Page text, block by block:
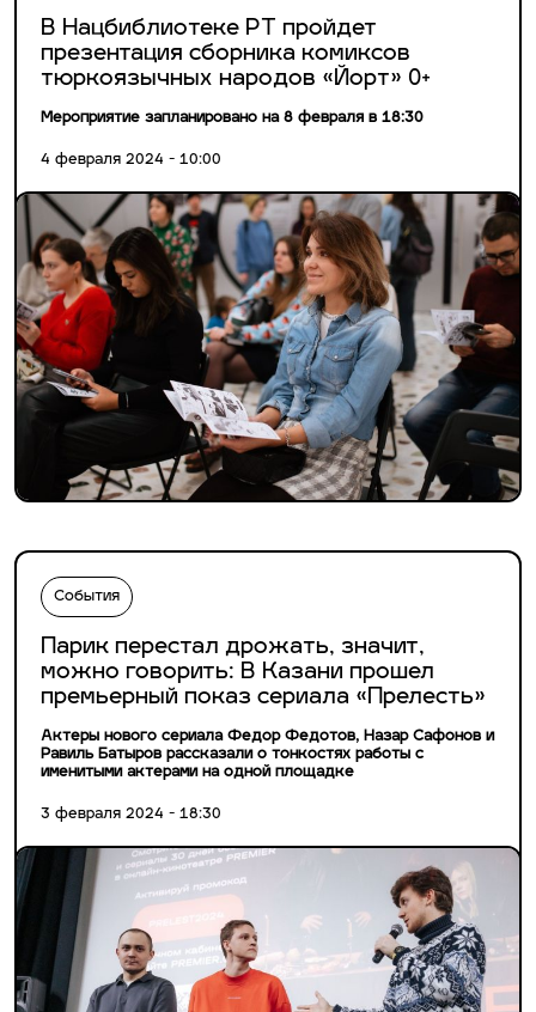
В Нацбиблиотеке РТ пройдет
презентация сборника комиксов
тюркоязычных народов «Йорт» 0+
Мероприятие запланировано на 8 февраля в 18:30
4 февраля 2024 - 10:00
События
Парик перестал дрожать, значит,
можно говорить: В Казани прошел
премьерный показ сериала «Прелесть»
Актеры нового сериала Федор Федотов, Назар Сафонов и
Равиль Батыров рассказали о тонкостях работы с
именитыми актерами на одной площадке
3 февраля 2024 - 18:30